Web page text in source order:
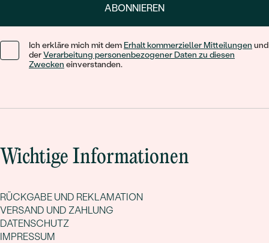
ABONNIEREN
Ich erkläre mich mit dem Erhalt kommerzieller Mitteilungen und
derVerarbeitung personenbezogener Daten zu diesen
Zwecken einverstanden.
Wichtige Informationen
RÜCKGABE UND REKLAMATION
VERSAND UND ZAHLUNG
DATENSCHUTZ
IMPRESSUM